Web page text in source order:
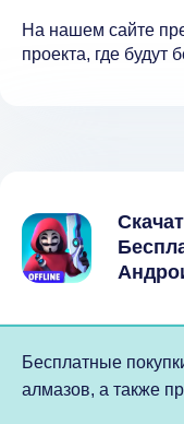
На нашем сайте
проекта, где будут
Бесплатные
алмазов, а также